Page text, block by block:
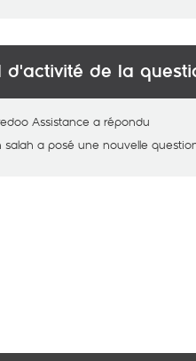
d'activité de la
Assistance a répondu
salah a posé une nouvelle